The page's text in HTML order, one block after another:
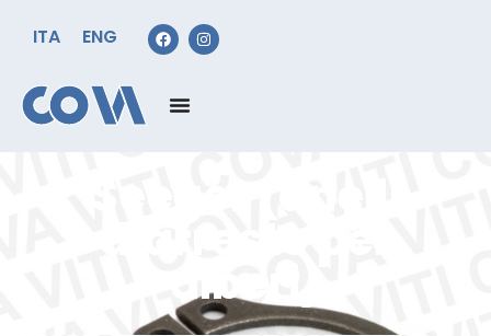
ITA ENG
alberi)